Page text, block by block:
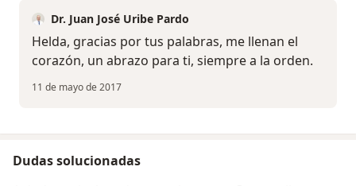
Dr. Juan José Uribe Pardo
Helda, gracias por tus palabras, me llenan el
corazón, un abrazo para ti, siempre a la orden.
11 de mayo de 2017
Dudas solucionadas